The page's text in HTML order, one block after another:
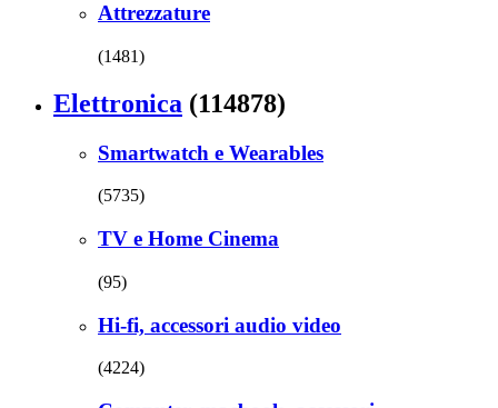
Attrezzature
(1481)
Elettronica (114878)
Smartwatch e Wearables
(5735)
TV e Home Cinema
(95)
Hi-fi, accessori audio video
(4224)